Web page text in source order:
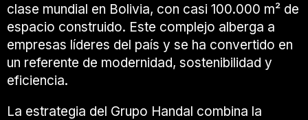
clase mundial en Bolivia, con casi 100.000 m² de
espacio construido. Este complejo alberga a
empresas líderes del país y se ha convertido en
un referente de modernidad, sostenibilidad y
eficiencia.
La estrategia del Grupo Handal combina la